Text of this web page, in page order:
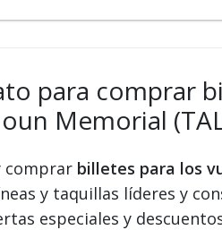
para comprar
Memorial
comprar billetes para los
y taquillas líderes y
especiales y